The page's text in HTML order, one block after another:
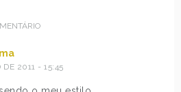
DE 2011 - 15:45